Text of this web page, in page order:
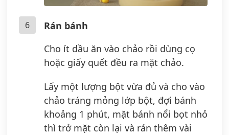
6
Rán bánh
Cho ít dầu ăn vào chảo rồi dùng cọ
hoặc giấy quết đều ra mặt chảo.
Lấy một lượng bột vừa đủ và cho vào
chảo tráng mỏng lớp bột, đợi bánh
khoảng 1 phút, mặt bánh nổi bọt nhỏ
thì trở mặt còn lại và rán thêm vài